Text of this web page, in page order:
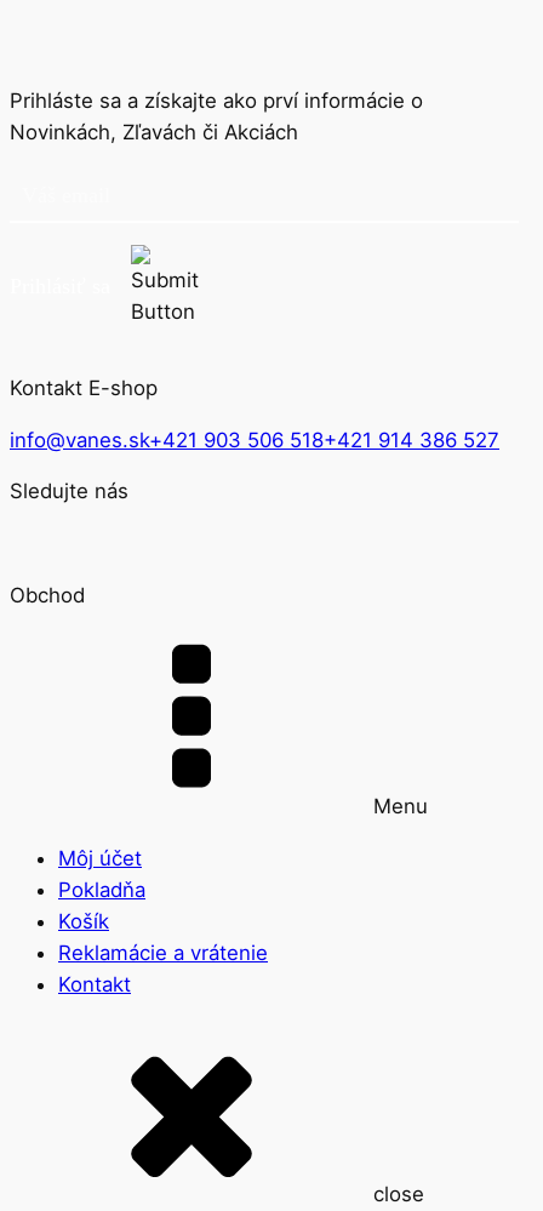
Prihláste sa a získajte ako prví informácie o
Novinkách, Zľavách či Akciách
Kontakt E-shop
info@vanes.sk+421 903 506 518+421 914 386 527
Sledujte nás
Obchod
Menu
Môj účet
Pokladňa
Košík
Reklamácie a vrátenie
Kontakt
close